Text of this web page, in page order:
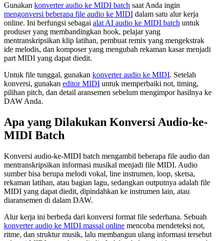
Gunakan konverter audio ke MIDI batch saat Anda ingin
mengonversi beberapa file audio ke MIDI dalam satu alur kerja
online. Ini berfungsi sebagai alat AI audio ke MIDI batch untuk
produser yang membandingkan hook, pelajar yang
mentranskripsikan klip latihan, pembuat remix yang mengekstrak
ide melodis, dan komposer yang mengubah rekaman kasar menjadi
part MIDI yang dapat diedit.
Untuk file tunggal, gunakan konverter audio ke MIDI. Setelah
konversi, gunakan editor MIDI untuk memperbaiki not, timing,
pilihan pitch, dan detail aransemen sebelum mengimpor hasilnya ke
DAW Anda.
Apa yang Dilakukan Konversi Audio-ke-
MIDI Batch
Konversi audio-ke-MIDI batch mengambil beberapa file audio dan
mentranskripsikan informasi musikal menjadi file MIDI. Audio
sumber bisa berupa melodi vokal, line instrumen, loop, sketsa,
rekaman latihan, atau bagian lagu, sedangkan outputnya adalah file
MIDI yang dapat diedit, dipindahkan ke instrumen lain, atau
diaransemen di dalam DAW.
Alur kerja ini berbeda dari konversi format file sederhana. Sebuah
konverter audio ke MIDI massal online mencoba mendeteksi not,
ritme, dan struktur musik, lalu membangun ulang informasi tersebut